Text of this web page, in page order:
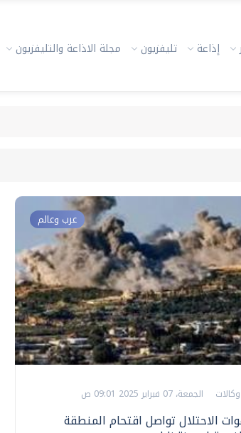
إذاعة تليفزيون مجلة الاذاعة والتليفزيون
عرب وعالم
وكالات الجمعة، 07 فبراير 2025 09:01 ص
الاحتلال تواصل اقتحام المنطقة